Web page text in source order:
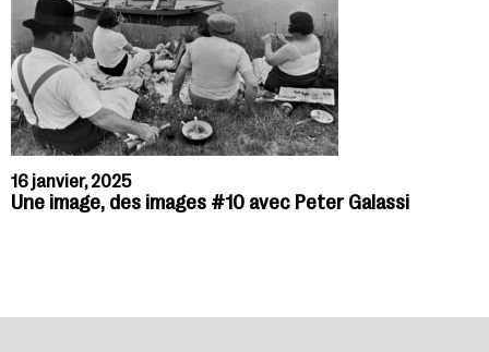
16 janvier, 2025
Une image, des images #10 avec Peter Galassi